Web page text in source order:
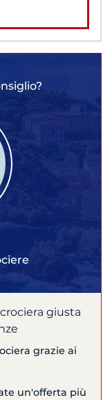
giusta
grazie ai
un'offerta più